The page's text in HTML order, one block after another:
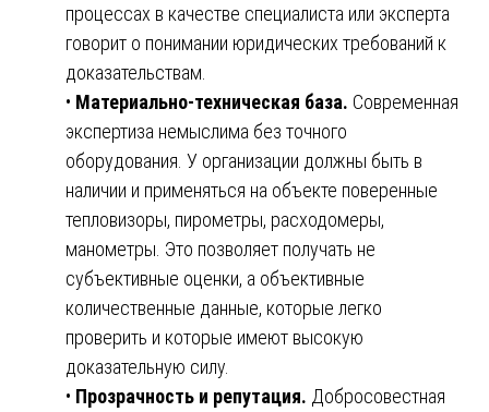
процессах в качестве специалиста или эксперта
говорит о понимании юридических требований к
доказательствам.
• Материально-техническая база. Современная
экспертиза немыслима без точного
оборудования. У организации должны быть в
наличии и применяться на объекте поверенные
тепловизоры, пирометры, расходомеры,
манометры. Это позволяет получать не
субъективные оценки, а объективные
количественные данные, которые легко
проверить и которые имеют высокую
доказательную силу.
• Прозрачность и репутация. Добросовестная